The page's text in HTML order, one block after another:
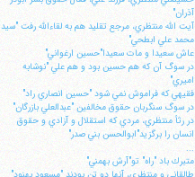
آذران"
آيت الله منتظري، مرجع تقليد هم به لقاءالله رفت "سيد
محمد علي ابطحي"
عاش سعيدا و مات سعيدا"حسين ارغواني"
در سوگ آن كه هم حسين بود و هم علي "نوشابه
اميري"
فقيهي كه فراموش نمي شود "حسين انصاري راد"
در سوگ سنگربان حقوق مخالفين "عبدالعلي بازرگان"
در رثأ منتظري، مردي كه استقلال و آزادي و حقوق
انسان را برگزيد"ابوالحسن بني صدر"
...
متبرك باد "راه" تو"آرش بهمني"